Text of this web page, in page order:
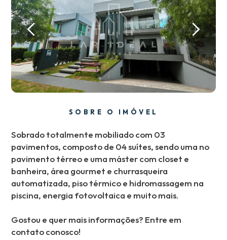
SOBRE O IMÓVEL
Sobrado totalmente mobiliado com 03
pavimentos, composto de 04 suítes, sendo uma no
pavimento térreo e uma máster com closet e
banheira, área gourmet e churrasqueira
automatizada, piso térmico e hidromassagem na
piscina, energia fotovoltaica e muito mais.
Gostou e quer mais informações? Entre em
contato conosco!